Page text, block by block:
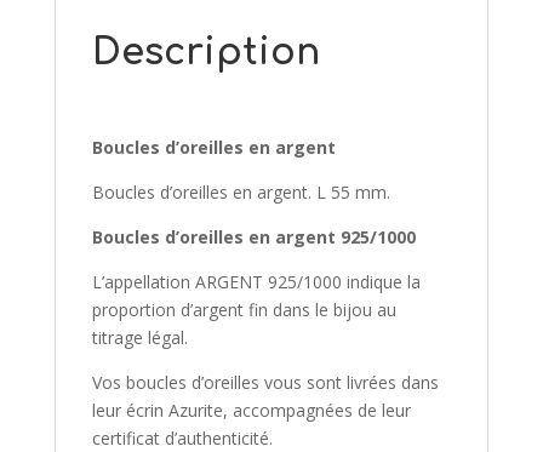
Description
Boucles d’oreilles en argent
Boucles d’oreilles en argent. L 55 mm.
Boucles d’oreilles en argent 925/1000
L’appellation ARGENT 925/1000 indique la
proportion d’argent fin dans le bijou au
titrage légal.
Vos boucles d’oreilles vous sont livrées dans
leur écrin Azurite, accompagnées de leur
certificat d’authenticité.